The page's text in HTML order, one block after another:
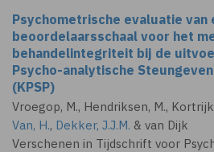
Psychometrische evaluatie van
beoordelaarsschaal voor het
behandelintegriteit bij de
Psycho-analytische
(KPSP)
Vroegop, M., Hendriksen, M.,
Van, H., Dekker, J.J.M. & van Dijk
Verschenen in Tijdschrift voor